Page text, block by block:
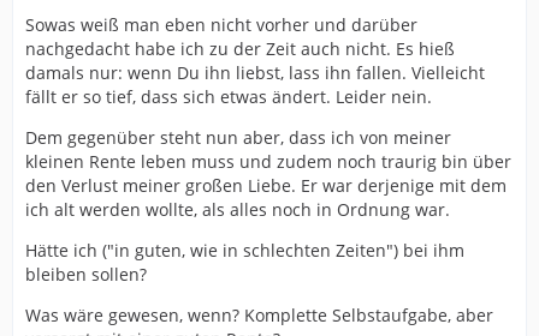
Sowas weiß man eben nicht vorher und darüber
nachgedacht habe ich zu der Zeit auch nicht. Es hieß
damals nur: wenn Du ihn liebst, lass ihn fallen. Vielleicht
fällt er so tief, dass sich etwas ändert. Leider nein.
Dem gegenüber steht nun aber, dass ich von meiner
kleinen Rente leben muss und zudem noch traurig bin über
den Verlust meiner großen Liebe. Er war derjenige mit dem
ich alt werden wollte, als alles noch in Ordnung war.
Hätte ich ("in guten, wie in schlechten Zeiten") bei ihm
bleiben sollen?
Was wäre gewesen, wenn? Komplette Selbstaufgabe, aber